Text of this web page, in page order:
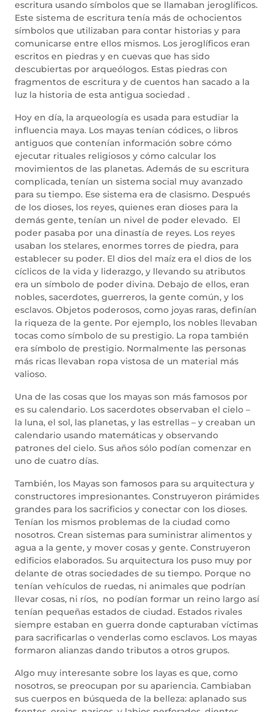
escritura usando símbolos que se llamaban jeroglíficos.
Este sistema de escritura tenía más de ochocientos
símbolos que utilizaban para contar historias y para
comunicarse entre ellos mismos. Los jeroglíficos eran
escritos en piedras y en cuevas que has sido
descubiertas por arqueólogos. Estas piedras con
fragmentos de escritura y de cuentos han sacado a la
luz la historia de esta antigua sociedad .
Hoy en día, la arqueología es usada para estudiar la
influencia maya. Los mayas tenían códices, o libros
antiguos que contenían información sobre cómo
ejecutar rituales religiosos y cómo calcular los
movimientos de las planetas. Además de su escritura
complicada, tenían un sistema social muy avanzado
para su tiempo. Ese sistema era de clasismo. Después
de los dioses, los reyes, quienes eran dioses para la
demás gente, tenían un nivel de poder elevado. El
poder pasaba por una dinastía de reyes. Los reyes
usaban los stelares, enormes torres de piedra, para
establecer su poder. El dios del maíz era el dios de los
cíclicos de la vida y liderazgo, y llevando su atributos
era un símbolo de poder divina. Debajo de ellos, eran
nobles, sacerdotes, guerreros, la gente común, y los
esclavos. Objetos poderosos, como joyas raras, definían
la riqueza de la gente. Por ejemplo, los nobles llevaban
tocas como símbolo de su prestigio. La ropa también
era símbolo de prestigio. Normalmente las personas
más ricas llevaban ropa vistosa de un material más
valioso.
Una de las cosas que los mayas son más famosos por
es su calendario. Los sacerdotes observaban el cielo –
la luna, el sol, las planetas, y las estrellas – y creaban un
calendario usando matemáticas y observando
patrones del cielo. Sus años sólo podían comenzar en
uno de cuatro días.
También, los Mayas son famosos para su arquitectura y
constructores impresionantes. Construyeron pirámides
grandes para los sacrificios y conectar con los dioses.
Tenían los mismos problemas de la ciudad como
nosotros. Crean sistemas para suministrar alimentos y
agua a la gente, y mover cosas y gente. Construyeron
edificios elaborados. Su arquitectura los puso muy por
delante de otras sociedades de su tiempo. Porque no
tenían vehículos de ruedas, ni animales que podrían
llevar cosas, ni ríos, no podían formar un reino largo así
tenían pequeñas estados de ciudad. Estados rivales
siempre estaban en guerra donde capturaban víctimas
para sacrificarlas o venderlas como esclavos. Los mayas
formaron alianzas dando tributos a otros grupos.
Algo muy interesante sobre los layas es que, como
nosotros, se preocupan por su apariencia. Cambiaban
sus cuerpos en búsqueda de la belleza: aplanado sus